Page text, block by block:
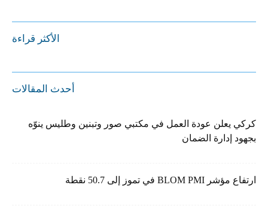
الأكثر قراءة
أحدث المقالات
كركي يعلن عودة العمل في مكتبي صور وتبنين وطليس ينوّه
بجهود إدارة الضمان
ارتفاع مؤشر BLOM PMI في تموز إلى 50.7 نقطة